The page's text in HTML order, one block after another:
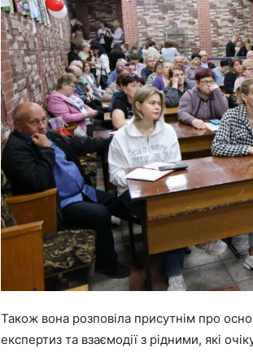
Також вона розповіла присутнім про
експертиз та взаємодії з рідними, які